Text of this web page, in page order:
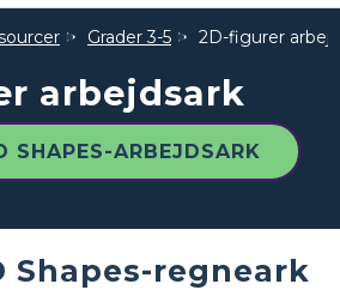
Grader 3-5 2D-figurer
arbejdsark
SHAPES-ARBEJDSARK
Shapes-regneark